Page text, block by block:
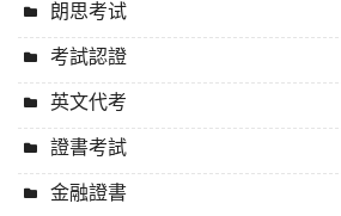
朗思考试
考試認證
英文代考
證書考試
金融證書